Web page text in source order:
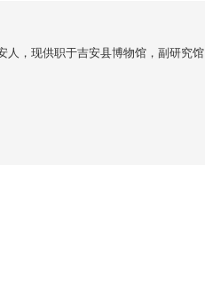
人，现供职于吉安县博物馆，副研究馆